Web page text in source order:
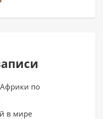
по
в мире